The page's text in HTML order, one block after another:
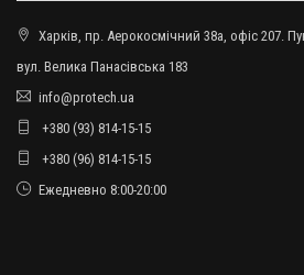
Харків, пр. Аерокосмічний 38а, офіс 207.
вул. Велика Панасівська 183
info@protech.ua
+380 (93) 814-15-15
+380 (96) 814-15-15
Ежедневно 8:00-20:00